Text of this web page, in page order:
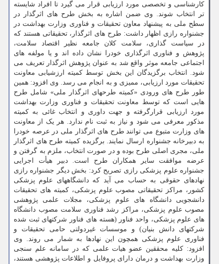
کارشناسی و تخصصی مورد ارزیابی قرار می گیرد تا افراد شایسته
تر انتخاب شوند. وی ضمن اشاره به بخش طرح های اثرگذار در
سطح ملی به پیشنهاد معاون تحقیقات و فناوری وزارت بهداشت در
جشنواره رازی اظهار داشت: طرح های اثرگذار، تحقیقاتی هستند که
در سیاست گذاری، سلامت کلان جامعه نظیر اقتصاد سلامت،
پژوهش و فناوری اثرگذاری خودرا نشان داده اند و یا مولفه های
اجتماعی جامعه موثر واقع شد به عنوان پژوهش اثرگذار تعریف می
شود. انتخاب برگزیدگان این بخش توسط کمیته ارزشیابی معاونت
تحقیقات مورد ارزیابی، ممیزی و به انجام می رسد. وی افزود: همین
طور طرح های ورودی «کمیته طرحهای اثرگذار ملی» شامل طرح
هایی است که توسط معاونت تحقیقات و فناوری وزارت بهداشت
مورد ارزیابی قرارگرفته و جهت داوری و انتخاب غائی به کمیته
مذکور معرفی می شود و نیاز به ثبت نام ندارد. هر یک از معاونت
های وزارت متبوع می توانند طرح های اثرگذار ملی در عرصه خودرا
به دبیرخانه جشنواره ارسال نمایند. برگزیده کمیته طرح های اثرگذار
ملی، مجری اصلی طرح بوده و در صورت انتخاب، ملزم به گرفتن و
عرضه موافقت سایر همکاران طرح است. دبیر هیأت اجرایی
جشنواره علوم پزشکی رازی تصریح کرد: بخش دیگر جشنواره رازی
نهادهای حقوقی به حساب می آید که دانشگاههای علوم پزشکی
کشور، مراکز تحقیقاتی مصوب علوم پزشکی، کمیته های تحقیقات
دانشجویی دانشگاه های علوم پزشکی، مجلات علمی پژوهشی
مصوب علوم پزشکی، مراکز رشد فناوری سلامت مصوب دانشگاه
های علوم پزشکی، واحد فناور (هسته های فناور شرکتهای ثبت شده
شرکتهای دانش بنیان) و موسسات غیردولتی حامی تحقیقات و
فناوری علوم پزشکی همچون این نهادها به شمار می روند. وی
افزود: کلیه محققین عضو هیات علمی که در سامانه علم سنجی
وزارت بهداشت و درمان دارای پروفایل و اطلاعات پژوهشی هستند،